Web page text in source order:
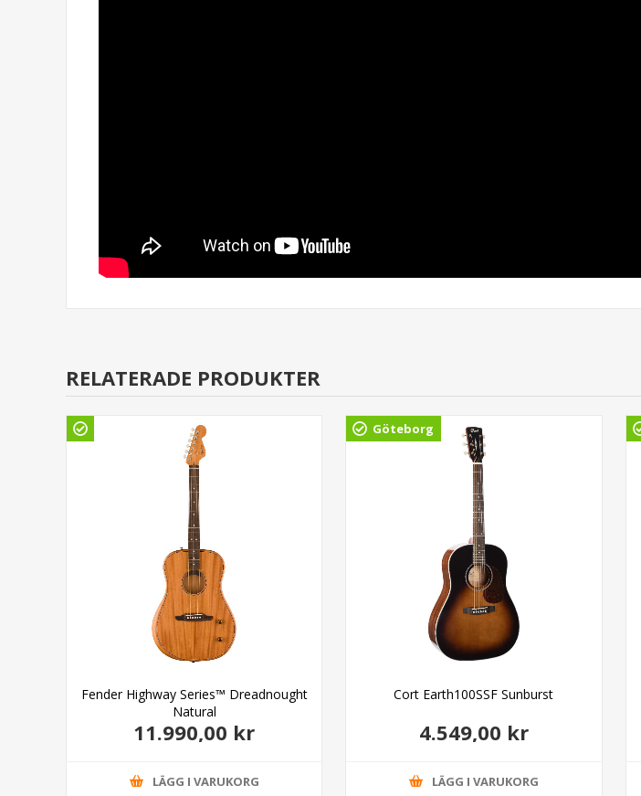
RELATERADE PRODUKTER
Fender Highway Series™ Dreadnought
Natural
11.990,00 kr
LÄGG I VARUKORG
Göteborg
Cort Earth100SSF Sunburst
4.549,00 kr
LÄGG I VARUKORG